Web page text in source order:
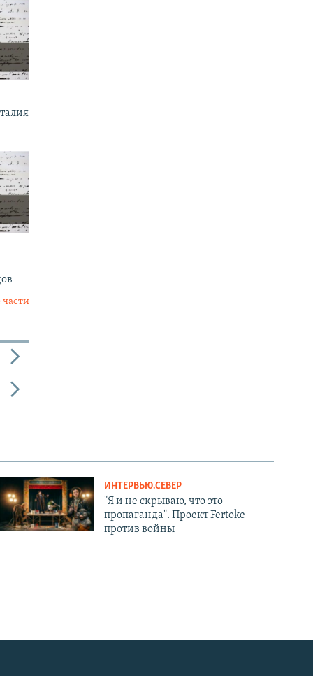
части
ИНТЕРВЬЮ.СЕВЕР
"Я и не скрываю, что это
пропаганда". Проект Fertoke
против войны